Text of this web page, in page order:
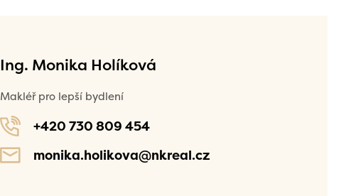
Ing. Monika Holíková
Makléř pro lepší bydlení
+420 730 809 454
monika.holikova@nkreal.cz